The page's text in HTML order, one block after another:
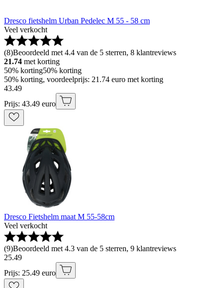
Dresco fietshelm Urban Pedelec M 55 - 58 cm
Veel verkocht
(8)Beoordeeld met 4.4 van de 5 sterren, 8 klantreviews
21.74 met korting
50% korting50% korting
50% korting, voordeelprijs: 21.74 euro met korting
43.49
Prijs: 43.49 euro
Dresco Fietshelm maat M 55-58cm
Veel verkocht
(9)Beoordeeld met 4.3 van de 5 sterren, 9 klantreviews
25.49
Prijs: 25.49 euro